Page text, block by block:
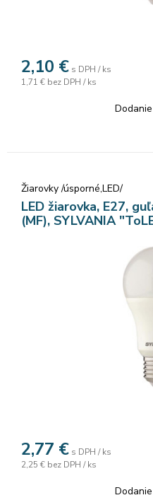
2,10 € s DPH / ks
1,71 € bez DPH / ks
Žiarovky /úsporné,LED/
LED žiarovka, E27,
(MF), SYLVANIA
2,77 € s DPH / ks
2,25 € bez DPH / ks